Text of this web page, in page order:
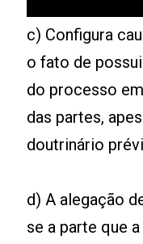
c) Configura
o fato de
do processo
das partes,
doutrinário
d) A alegação
se a parte que